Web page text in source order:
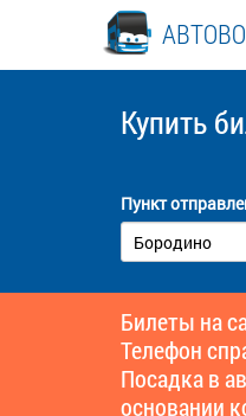
Купить
Пункт
Билеты на
Телефон
Посадка в
основании